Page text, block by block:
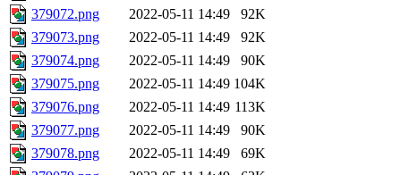
379072.png
2022-05-11 14:49
92K
379073.png
2022-05-11 14:49
92K
379074.png
2022-05-11 14:49
90K
379075.png
2022-05-11 14:49 104K
379076.png
2022-05-11 14:49 113K
379077.png
2022-05-11 14:49
90K
379078.png
2022-05-11 14:49
69K